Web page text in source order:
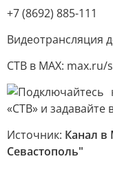
+7 (8692) 885-111
Видеотрансляция
СТВ в MAX: max.ru/
Источник: Канал в
Севастополь"